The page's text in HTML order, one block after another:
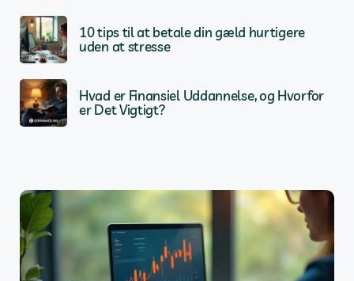
10 tips til at betale din gæld hurtigere
uden at stresse
Hvad er Finansiel Uddannelse, og Hvorfor
er Det Vigtigt?